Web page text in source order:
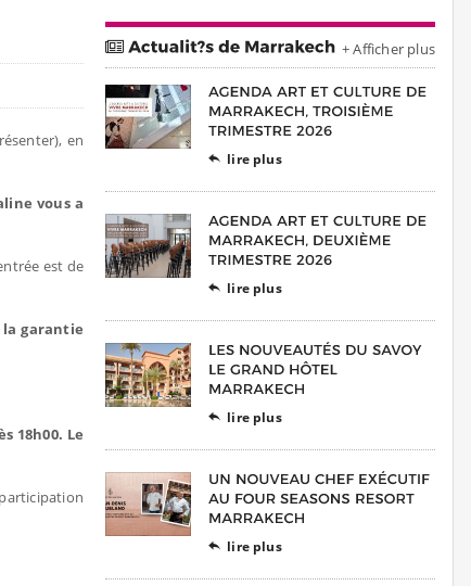
en
vous a
est de
la garantie
18h00. Le
+ Afficher plus
 lire plus
 lire plus
 lire plus
 lire plus